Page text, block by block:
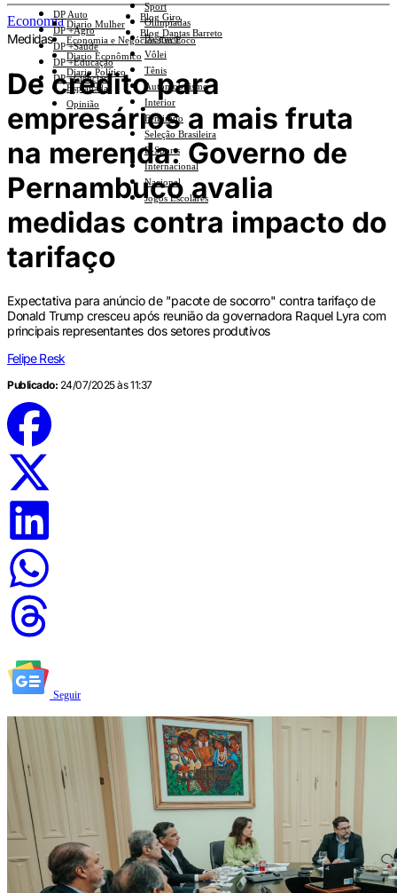
Sport
Olimpíadas
Basquete
Vôlei
Tênis
Automobilismo
Interior
Feminino
Seleção Brasileira
E-Sports
Internacional
Nacional
Jogos Escolares
DP Auto
DP +Agro
DP +Saúde
DP +Educação
DP +Ciências
Diario Mulher
Economia e Negócios Em Foco
Diario Econômico
Diario Político
Esplanada
Opinião
Blog Giro
Blog Dantas Barreto
Economia
Medidas
De crédito para
empresários a mais fruta
na merenda: Governo de
Pernambuco avalia
medidas contra impacto do
tarifaço
Expectativa para anúncio de "pacote de socorro" contra tarifaço de
Donald Trump cresceu após reunião da governadora Raquel Lyra com
principais representantes dos setores produtivos
Felipe Resk
Publicado: 24/07/2025 às 11:37
Seguir